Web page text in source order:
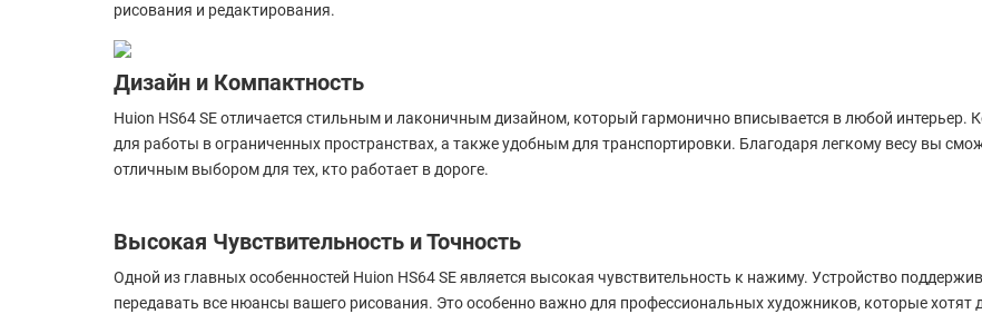
рисования и редактирования.
Дизайн и Компактность
Huion HS64 SE отличается стильным и лаконичным дизайном, который гармонично вписывается в любой
для работы в ограниченных пространствах, а также удобным для транспортировки. Благодаря легкому весу вы
отличным выбором для тех, кто работает в дороге.
Высокая Чувствительность и Точность
Одной из главных особенностей Huion HS64 SE является высокая чувствительность к нажиму. Устройство
передавать все нюансы вашего рисования. Это особенно важно для профессиональных художников, которые хотят